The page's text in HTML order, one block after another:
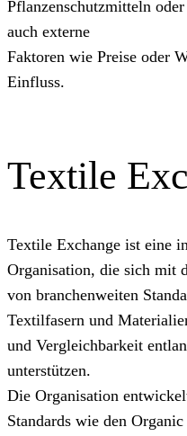
Pflanzenschutzmitteln
auch externe
Faktoren wie Preise oder
Einfluss.
Textile
Textile Exchange ist eine
Organisation, die sich mit
von branchenweiten
Textilfasern und
und Vergleichbarkeit
unterstützen.
Die Organisation
Standards wie den